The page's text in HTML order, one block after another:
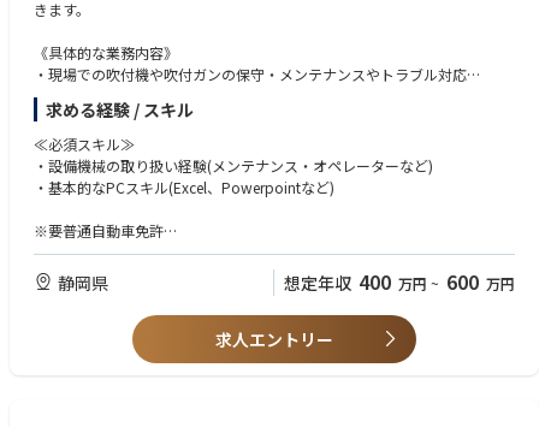
■ 現場対応・支援
・必要に応じた現地対応
・工事に伴う各種書類対応
→ 就業先は東京本社業務が中心です。
きます。
《具体的な業務内容》
・現場での吹付機や吹付ガンの保守・メンテナンスやトラブル対応
※月に数日～1週間程度の出張対応がございます
・事務所での機械補修作業
・各種事務作業 など
将来的には、
吹付機を含む、SOSEI工法の改善方針の立案と評価、実装なども、
チームメンバーの一員として携わって頂きたいと考えております。
＜入社後について＞
初めは1～2週間程度、SOSEI工法に関する研修を行うことを想定していま
その後は先輩とのOJTを通して業務を学んでいただけるので、ご安心くだ
求める経験 / スキル
≪必須スキル≫
・設備機械の取り扱い経験(メンテナンス・オペレーターなど)
・基本的なPCスキル(Excel、Powerpointなど)
※要普通自動車免許
≪歓迎スキル≫
・装置立ち上げや保守のご経験
・装置などの量産対応のご経験
・CAD操作のご経験（ソフト問わず）
・ポンプ、ヒーター、配管継手の知見
静岡県 想定年収 400 万円 ~ 600 万円
求人エントリー